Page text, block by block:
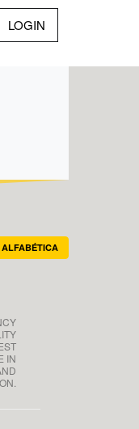
LOGIN
IN